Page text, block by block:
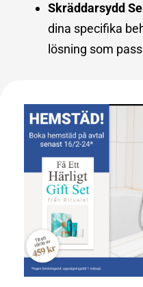
Skräddarsydd
dina specifika
lösning som